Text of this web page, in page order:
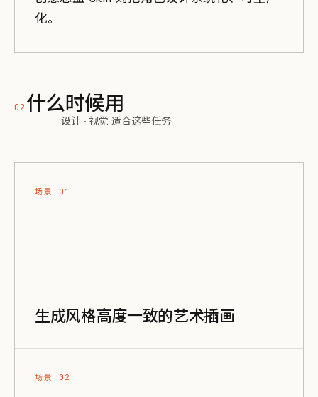
化。
02 什么时候用
设计 · 视觉 适合这些任务
场景 01
生成风格高度一致的艺术插画
场景 02